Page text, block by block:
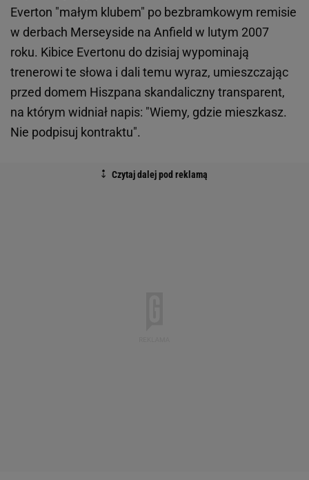
Everton "małym klubem" po bezbramkowym remisie
w derbach Merseyside na Anfield w lutym 2007
roku. Kibice Evertonu do dzisiaj wypominają
trenerowi te słowa i dali temu wyraz, umieszczając
przed domem Hiszpana skandaliczny transparent,
na którym widniał napis: "Wiemy, gdzie mieszkasz.
Nie podpisuj kontraktu".